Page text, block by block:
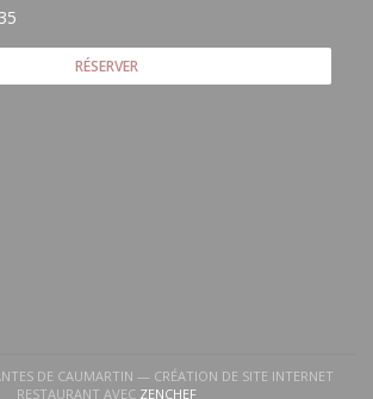
RÉSERVER
une nouvelle fenêtre))
((ouvre une nouvelle fenêtre))
DE CAUMARTIN — CRÉATION DE SITE INTERNET
RESTAURANT AVEC ZENCHEF((OUVRE UNE NOUVELLE